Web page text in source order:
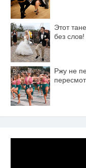
Этот
без
Ржу не